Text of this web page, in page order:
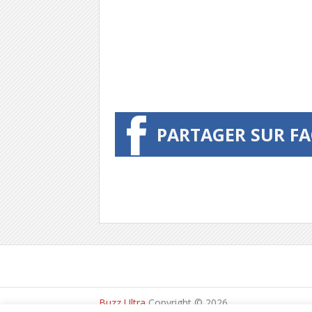
PARTAGER SUR
Buzz Ultra Copyright © 2026.